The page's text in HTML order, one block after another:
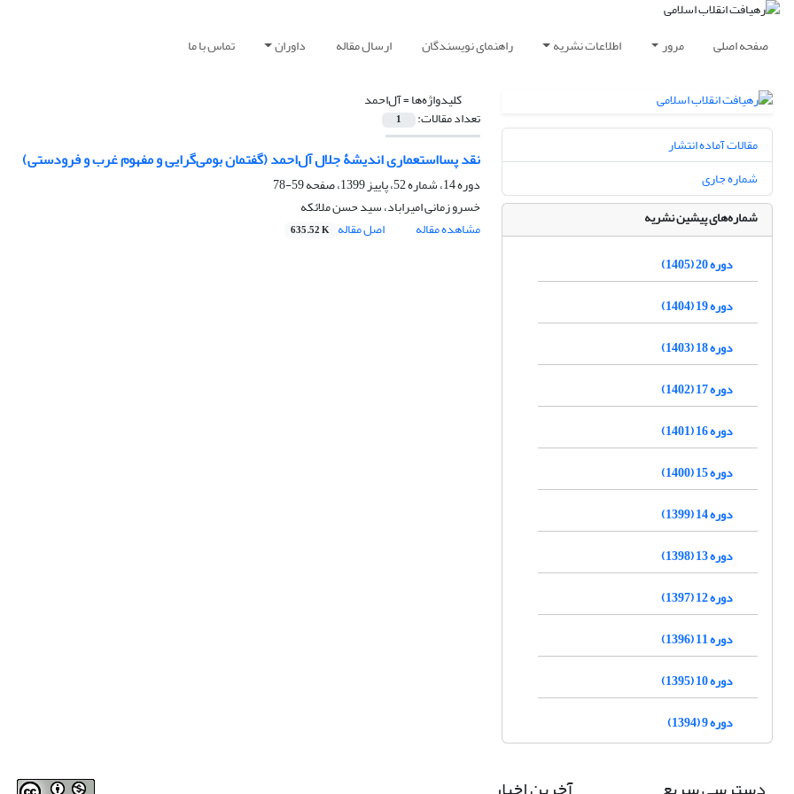
صفحه اصلی مرور اطلاعات نشریه راهنمای نویسندگان ارسال مقاله داوران تماس با ما
کلیدواژه‌ها =آل‌احمد
تعداد مقالات: 1
نقد پسااستعماری اندیشۀ جلال آل‌احمد (گفتمان بومی‌گرایی و مفهوم غرب و فرودستی)
دوره 14، شماره 52، پاییز 1399، صفحه
59-78
خسرو زمانی امیراباد، سید حسن ملائکه
مشاهده مقاله
اصل مقاله 635.52 K
مقالات آماده انتشار
شماره جاری
شماره‌های پیشین نشریه
دوره 20 (1405)
دوره 19 (1404)
دوره 18 (1403)
دوره 17 (1402)
دوره 16 (1401)
دوره 15 (1400)
دوره 14 (1399)
دوره 13 (1398)
دوره 12 (1397)
دوره 11 (1396)
دوره 10 (1395)
دوره 9 (1394)